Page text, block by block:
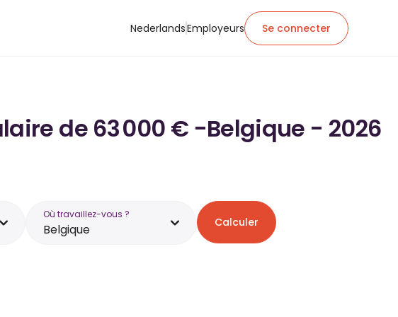
NederlandsEmployeurs Se connecter
de 63 000 € -Belgique - 2026
Où travaillez-vous ?
Belgique Calculer